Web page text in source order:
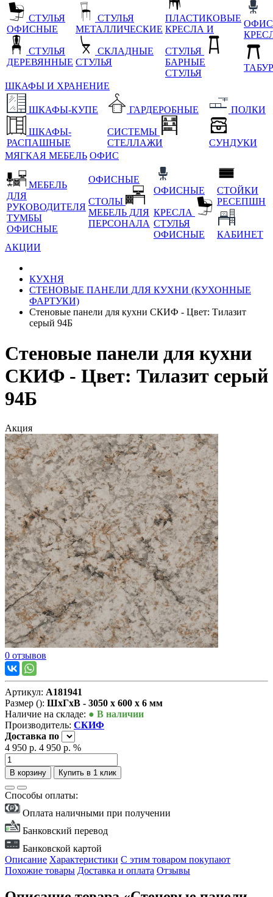
СТУЛЬЯ
ОФИСНЫЕ
СТУЛЬЯ
ДЕРЕВЯННЫЕ
СТУЛЬЯ
МЕТАЛЛИЧЕСКИЕ
СКЛАДНЫЕ
СТУЛЬЯ
ПЛАСТИКОВЫЕ
КРЕСЛА И
СТУЛЬЯ
БАРНЫЕ
СТУЛЬЯ
ШКАФЫ И ХРАНЕНИЕ
ШКАФЫ-КУПЕ
ШКАФЫ-
РАСПАШНЫЕ
ГАРДЕРОБНЫЕ
СИСТЕМЫ
СТЕЛЛАЖИ
ПОЛКИ
СУНДУКИ
МЯГКАЯ МЕБЕЛЬ ОФИС
МЕБЕЛЬ
ДЛЯ
РУКОВОДИТЕЛЯ
ТУМБЫ
ОФИСНЫЕ
ОФИСНЫЕ
СТОЛЫ
МЕБЕЛЬ ДЛЯ
ПЕРСОНАЛА
ОФИСНЫЕ
КРЕСЛА
СТУЛЬЯ
ОФИСНЫЕ
СТОЙКИ
РЕСЕПШН
КАБИНЕТ
АКЦИИ
КУХНЯ
СТЕНОВЫЕ ПАНЕЛИ ДЛЯ КУХНИ (КУХОННЫЕ
ФАРТУКИ)
Стеновые панели для кухни СКИФ - Цвет: Тилазит
серый 94Б
Стеновые панели для кухни
СКИФ - Цвет: Тилазит серый
94Б
Акция
0 отзывов
Артикул: А181941
Размер (): ШxГxВ - 3050 x 600 x 6 мм
Наличие на складе: ● В наличии
Производитель: СКИФ
Доставка по
4 950 р. 4 950 р. %
В корзину Купить в 1 клик
Способы оплаты:
Оплата наличными при получении
Банковский перевод
Банковской картой
Описание Характеристики С этим товаром покупают
Похожие товары Доставка и оплата Отзывы